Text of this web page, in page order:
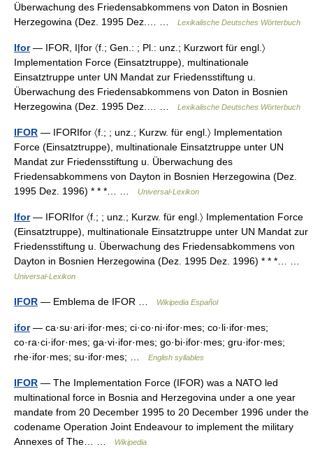
Überwachung des Friedensabkommens von Daton in Bosnien
Herzegowina (Dez. 1995 Dez.… …
Lexikalische Deutsches Wörterbuch
Ifor— IFOR, I|for 〈f.; Gen.: ; Pl.: unz.; Kurzwort für engl.〉
Implementation Force (Einsatztruppe), multinationale
Einsatztruppe unter UN Mandat zur Friedensstiftung u.
Überwachung des Friedensabkommens von Daton in Bosnien
Herzegowina (Dez. 1995 Dez.… …
Lexikalische Deutsches Wörterbuch
IFOR — IFORIfor 〈f.; ; unz.; Kurzw. für engl.〉 Implementation
Force (Einsatztruppe), multinationale Einsatztruppe unter UN
Mandat zur Friedensstiftung u. Überwachung des
Friedensabkommens von Dayton in Bosnien Herzegowina (Dez.
1995 Dez. 1996) * * *… …
Universal-Lexikon
Ifor— IFORIfor 〈f.; ; unz.; Kurzw. für engl.〉 Implementation Force
(Einsatztruppe), multinationale Einsatztruppe unter UN Mandat zur
Friedensstiftung u. Überwachung des Friedensabkommens von
Dayton in Bosnien Herzegowina (Dez. 1995 Dez. 1996) * * *… …
Universal-Lexikon
IFOR — Emblema de IFOR … Wikipedia Español
ifor— ca·su·ari·ifor·mes; ci·co·ni·ifor·mes; co·li·ifor·mes;
co·ra·ci·ifor·mes; ga·vi·ifor·mes; go·bi·ifor·mes; gru·ifor·mes;
rhe·ifor·mes; su·ifor·mes; …
English syllables
IFOR — The Implementation Force (IFOR) was a NATO led
multinational force in Bosnia and Herzegovina under a one year
mandate from 20 December 1995 to 20 December 1996 under the
codename Operation Joint Endeavour to implement the military
Annexes of The… …
Wikipedia